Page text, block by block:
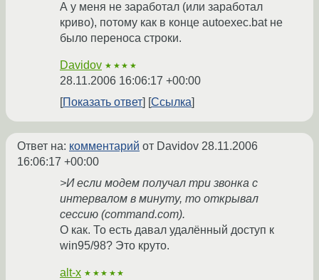
А у меня не заработал (или заработал
криво), потому как в конце autoexec.bat не
было переноса строки.
Davidov ★★★★
28.11.2006 16:06:17 +00:00
Показать ответ
Ссылка
Ответ на: комментарий от Davidov 28.11.2006
16:06:17 +00:00
>И если модем получал три звонка с
интервалом в минуту, то открывал
сессию (command.com).
О как. То есть давал удалённый доступ к
win95/98? Это круто.
alt-x ★★★★★